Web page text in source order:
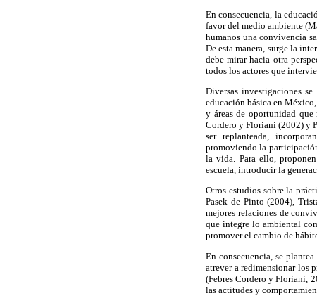
En consecuencia, la
favor del medio ambiente
humanos una convivencia
De esta manera, surge la
debe mirar hacia otra
todos los actores que
Diversas investigaciones
educación básica en
y áreas de oportunidad que
Cordero y Floriani (2002) y
ser replanteada,
promoviendo la
la vida. Para ello,
escuela, introducir la
Otros estudios sobre la
Pasek de Pinto (2004),
mejores relaciones de
que integre lo ambiental
promover el cambio de
En consecuencia, se
atrever a redimensionar los
(Febres Cordero y Floriani,
las actitudes y